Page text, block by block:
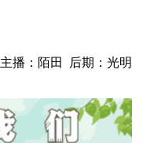
主播：陌田 后期：光明